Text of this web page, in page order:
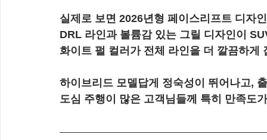
실제로 보면 2026년형 페이스리프트 디자
DRL 라인과 볼륨감 있는 그릴 디자인이
화이트 펄 컬러가 전체 라인을 더 깔끔하게
하이브리드 모델답게 정숙성이 뛰어나고,
도심 주행이 많은 고객님들께 특히 만족도